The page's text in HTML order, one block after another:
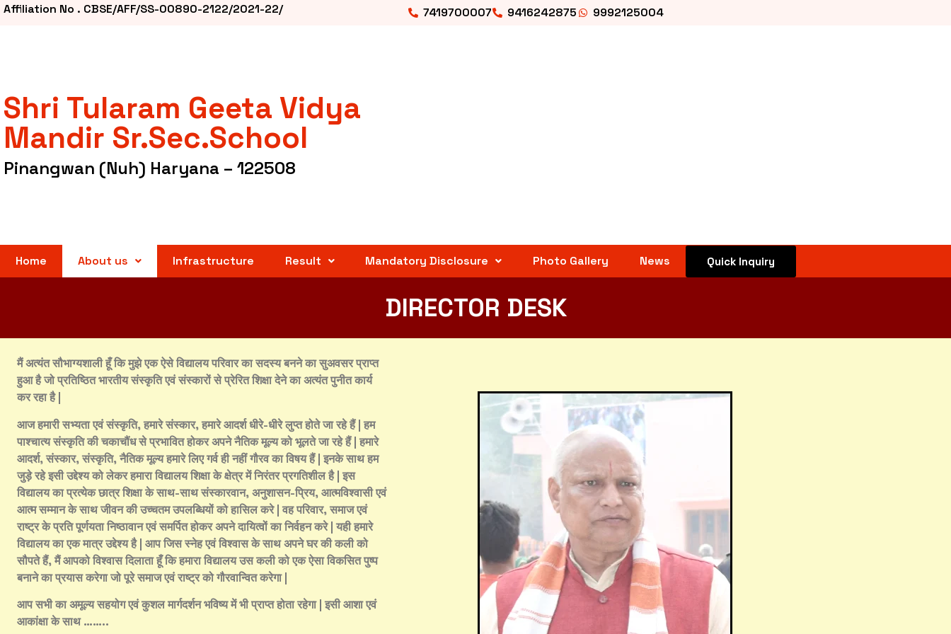
Affiliation No . CBSE/AFF/SS-00890-2122/2021-22/ 7419700007 9416242875 9992125004
Shri Tularam Geeta Vidya
Mandir Sr.Sec.School
Pinangwan (Nuh) Haryana – 122508
Home About us Infrastructure Result Mandatory Disclosure Photo Gallery News Quick Inquiry
DIRECTOR DESK
मैं अत्यंत सौभाग्यशाली हूँ कि मुझे एक ऐसे विद्यालय परिवार का सदस्य बनने का सुअवसर प्राप्त
हुआ है जो प्रतिष्ठित भारतीय संस्कृति एवं संस्कारों से प्रेरित शिक्षा देने का अत्यंत पुनीत कार्य
कर रहा है |
आज हमारी सभ्यता एवं संस्कृति, हमारे संस्कार, हमारे आदर्श धीरे-धीरे लुप्त होते जा रहे हैं | हम
पाश्चात्य संस्कृति की चकाचौंध से प्रभावित होकर अपने नैतिक मूल्य को भूलते जा रहे हैं | हमारे
आदर्श, संस्कार, संस्कृति, नैतिक मूल्य हमारे लिए गर्व ही नहीं गौरव का विषय हैं | इनके साथ हम
जुड़े रहे इसी उद्देश्य को लेकर हमारा विद्यालय शिक्षा के क्षेत्र में निरंतर प्रगतिशील है | इस
विद्यालय का प्रत्येक छात्र शिक्षा के साथ-साथ संस्कारवान, अनुशासन-प्रिय, आत्मविश्वासी एवं
आत्म सम्मान के साथ जीवन की उच्चतम उपलब्धियों को हासिल करे | वह परिवार, समाज एवं
राष्ट्र के प्रति पूर्णयता निष्ठावान एवं समर्पित होकर अपने दायित्वों का निर्वहन करे | यही हमारे
विद्यालय का एक मात्र उद्देश्य है | आप जिस स्नेह एवं विश्वास के साथ अपने घर की कली को
सौपते हैं, मैं आपको विश्वास दिलाता हूँ कि हमारा विद्यालय उस कली को एक ऐसा विकसित पुष्प
बनाने का प्रयास करेगा जो पूरे समाज एवं राष्ट्र को गौरवान्वित करेगा |
आप सभी का अमूल्य सहयोग एवं कुशल मार्गदर्शन भविष्य में भी प्राप्त होता रहेगा | इसी आशा एवं
आकांक्षा के साथ ……..